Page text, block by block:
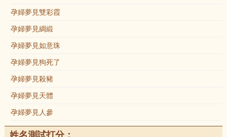
孕婦夢見雙彩霞
孕婦夢見綢緞
孕婦夢見如意珠
孕婦夢見狗死了
孕婦夢見殺豬
孕婦夢見天體
孕婦夢見人參
姓名測試打分：